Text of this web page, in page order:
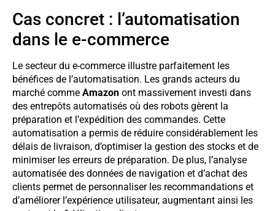
Cas concret : l’automatisation
dans le e-commerce
Le secteur du e-commerce illustre parfaitement les
bénéfices de l’automatisation. Les grands acteurs du
marché comme Amazon ont massivement investi dans
des entrepôts automatisés où des robots gèrent la
préparation et l’expédition des commandes. Cette
automatisation a permis de réduire considérablement les
délais de livraison, d’optimiser la gestion des stocks et de
minimiser les erreurs de préparation. De plus, l’analyse
automatisée des données de navigation et d’achat des
clients permet de personnaliser les recommandations et
d’améliorer l’expérience utilisateur, augmentant ainsi les